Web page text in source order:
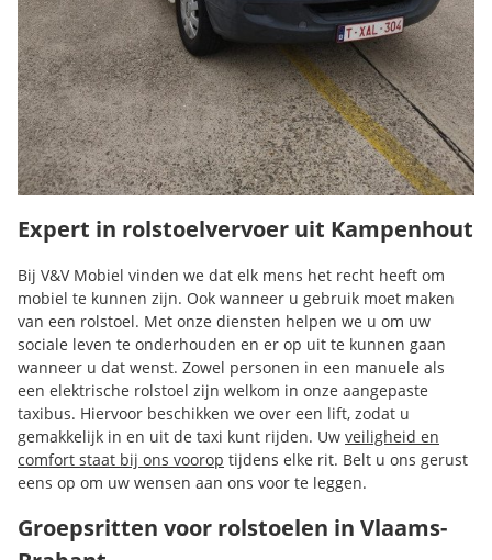
Expert in rolstoelvervoer uit Kampenhout
Bij V&V Mobiel vinden we dat elk mens het recht heeft om
mobiel te kunnen zijn. Ook wanneer u gebruik moet maken
van een rolstoel. Met onze diensten helpen we u om uw
sociale leven te onderhouden en er op uit te kunnen gaan
wanneer u dat wenst. Zowel personen in een manuele als
een elektrische rolstoel zijn welkom in onze aangepaste
taxibus. Hiervoor beschikken we over een lift, zodat u
gemakkelijk in en uit de taxi kunt rijden. Uw veiligheid en
comfort staat bij ons voorop tijdens elke rit. Belt u ons gerust
eens op om uw wensen aan ons voor te leggen.
Groepsritten voor rolstoelen in Vlaams-